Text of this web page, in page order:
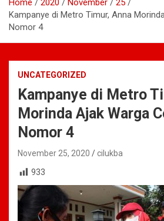
Home 2020 November
25
Kampanye di Metro Timur, Anna
Nomor 4
UNCATEGORIZED
Kampanye di Metro
Morinda Ajak Warga
Nomor 4
November 25, 2020
cilukba
933